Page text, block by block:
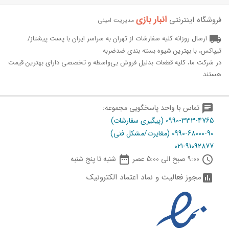
فروشگاه اینترنتی انبار بازی‌ مدیریت امینی
local_shipping ارسال روزانه کلیه سفارشات از تهران به سراسر ایران با پست پیشتاز/
تیپاکس، با بهترین شیوه بسته بندی ضدضربه
در شرکت ما، کلیه قطعات بدلیل فروش بی‌واسطه و تخصصی دارای بهترین قیمت
هستند
chat تماس با واحد پاسخگویی مجموعه:
0990-333-4765 (پیگیری سفارشات)
0990-68000-90 (مغایرت/مشکل فنی)
021-91092877
schedule
 شنبه تا پنج شنبه
assessmentمجوز فعالیت و نماد اعتماد الکترونیک